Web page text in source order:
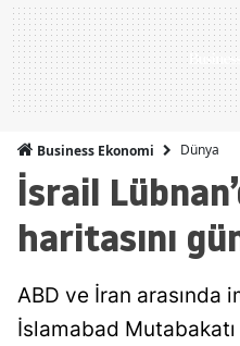
Business Ekonomi Dünya
İsrail
haritasını
ABD ve İran arasında
İslamabad